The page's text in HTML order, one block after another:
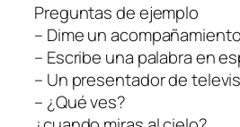
Preguntas de ejemplo
– Dime un
– Escribe una palabra en
– Un presentador de
– ¿Qué ves?